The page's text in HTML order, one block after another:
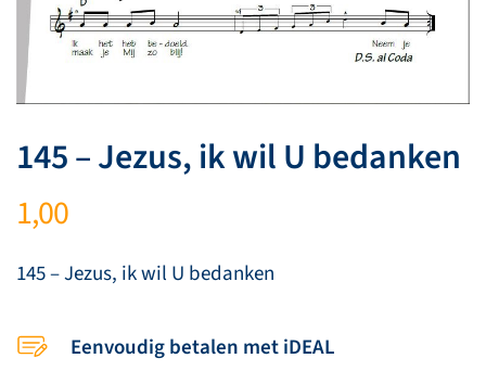
145 – Jezus, ik wil U bedanken
1,00
145 – Jezus, ik wil U bedanken
Eenvoudig betalen met iDEAL